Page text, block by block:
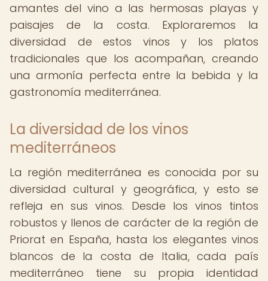
amantes del vino a las hermosas playas y
paisajes de la costa. Exploraremos la
diversidad de estos vinos y los platos
tradicionales que los acompañan, creando
una armonía perfecta entre la bebida y la
gastronomía mediterránea.
La diversidad de los vinos
mediterráneos
La región mediterránea es conocida por su
diversidad cultural y geográfica, y esto se
refleja en sus vinos. Desde los vinos tintos
robustos y llenos de carácter de la región de
Priorat en España, hasta los elegantes vinos
blancos de la costa de Italia, cada país
mediterráneo tiene su propia identidad